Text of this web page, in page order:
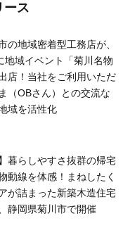
ース
の地域密着型工務店が、
地域イベント「菊川名物
店！当社をご利用いただ
（OBさん）との交流な
域を活性化
暮らしやすさ抜群の帰宅
動線を体感！まねしたく
が詰まった新築木造住宅
静岡県菊川市で開催